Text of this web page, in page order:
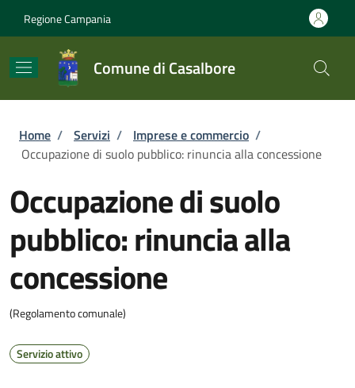
Regione Campania
Comune di Casalbore
Briciole di pane
Home / Servizi / Imprese e commercio /
Occupazione di suolo pubblico: rinuncia alla concessione
Occupazione di suolo
pubblico: rinuncia alla
concessione
(Regolamento comunale)
Servizio attivo